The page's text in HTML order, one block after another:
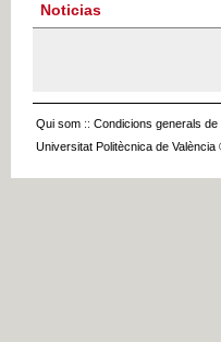
Noticias
Qui som :: Condicions generals
Universitat Politècnica de València